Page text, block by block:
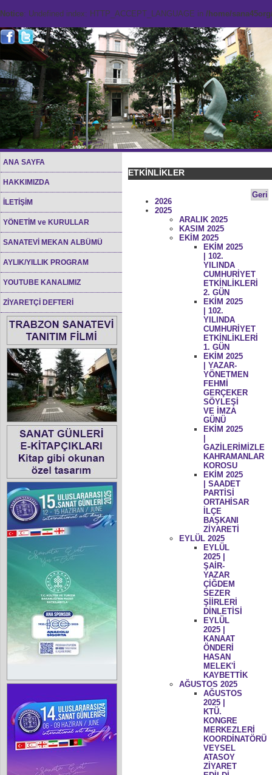
Notice: Undefined index: HTTP_ACCEPT_LANGUAGE in /home/
ANA SAYFA
HAKKIMIZDA
İLETİŞİM
YÖNETİM ve KURULLAR
SANATEVİ MEKAN ALBÜMÜ
AYLIK/YILLIK PROGRAM
YOUTUBE KANALIMIZ
ZİYARETÇİ DEFTERİ
ETKİNLİKLER
Geri
2026
2025
ARALIK 2025
KASIM 2025
EKİM 2025
EKİM 2025
| 102.
YILINDA
CUMHURİYET
ETKİNLİKLERİ
2. GÜN
EKİM 2025
| 102.
YILINDA
CUMHURİYET
ETKİNLİKLERİ
1. GÜN
EKİM 2025
| YAZAR-
YÖNETMEN
FEHMİ
GERÇEKER
SÖYLEŞİ
VE İMZA
GÜNÜ
EKİM 2025
GAZİLERİMİZLE
KAHRAMANLAR
KOROSU
EKİM 2025
| SAADET
PARTİSİ
ORTAHİSAR
İLÇE
BAŞKANI
ZİYARETİ
EYLÜL 2025
EYLÜL
2025 |
ŞAİR-
YAZAR
ÇİĞDEM
SEZER
ŞİİRLERİ
DİNLETİSİ
EYLÜL
2025 |
KANAAT
ÖNDERİ
HASAN
MELEK'İ
KAYBETTİK
AĞUSTOS 2025
AĞUSTOS
2025 |
KTÜ.
KONGRE
MERKEZLERİ
KOORDİNATÖRÜ
VEYSEL
ATASOY
ZİYARET